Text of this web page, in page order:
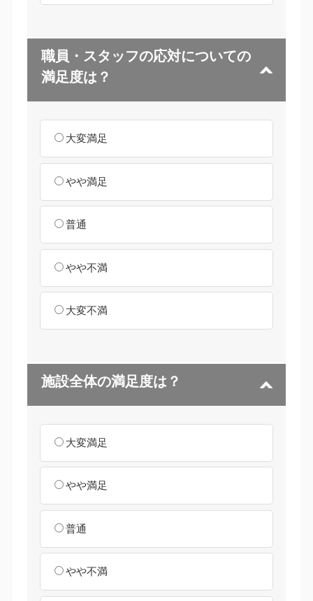
職員・スタッフの応対についての
満足度は？
大変満足
やや満足
普通
やや不満
大変不満
施設全体の満足度は？
大変満足
やや満足
普通
やや不満